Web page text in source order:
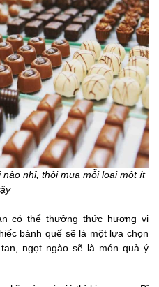
nhỉ, thôi mua mỗi loại một ít
có thể thưởng thức hương vị
bánh quế sẽ là một lựa chọn
ngọt ngào sẽ là món quà ý